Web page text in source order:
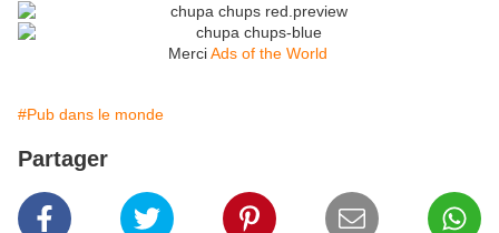
MerciAds of the World
#Pub dans le monde
Partager